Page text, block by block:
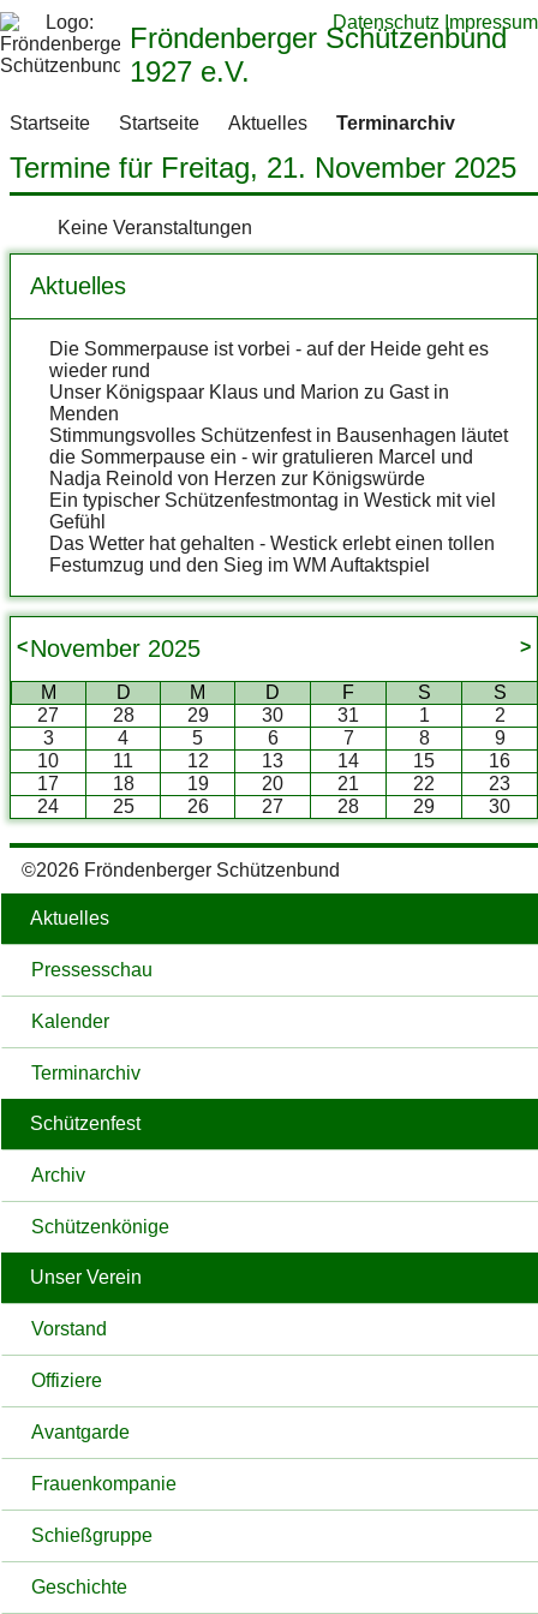
Fröndenberger Schützenbund
1927 e.V.
Aktuelles
Pressesschau
Kalender
Terminarchiv
Schützenfest
Archiv
Schützenkönige
Unser Verein
Vorstand
Offiziere
Avantgarde
Frauenkompanie
Schießgruppe
Geschichte
Datenschutz Impressum
Startseite Startseite Aktuelles Terminarchiv
Termine für Freitag, 21. November 2025
Keine Veranstaltungen
Aktuelles
Die Sommerpause ist vorbei - auf der Heide geht es
wieder rund
Unser Königspaar Klaus und Marion zu Gast in
Menden
Stimmungsvolles Schützenfest in Bausenhagen läutet
die Sommerpause ein - wir gratulieren Marcel und
Nadja Reinold von Herzen zur Königswürde
Ein typischer Schützenfestmontag in Westick mit viel
Gefühl
Das Wetter hat gehalten - Westick erlebt einen tollen
Festumzug und den Sieg im WM Auftaktspiel
November 2025
< >
M D M D F S
S
27
28 29 30 31 1
2
3
4 5 6 7 8
9
10
11 12 13 14 15
16
17
18 19 20 21 22
23
24
25 26 27 28 29 30
©2026 Fröndenberger Schützenbund